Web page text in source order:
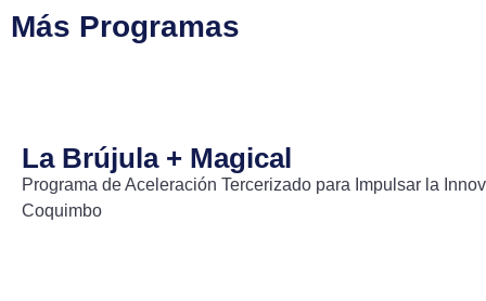
Más Programas
La Brújula + Magical
Programa de Aceleración Tercerizado para Impulsar la
Coquimbo